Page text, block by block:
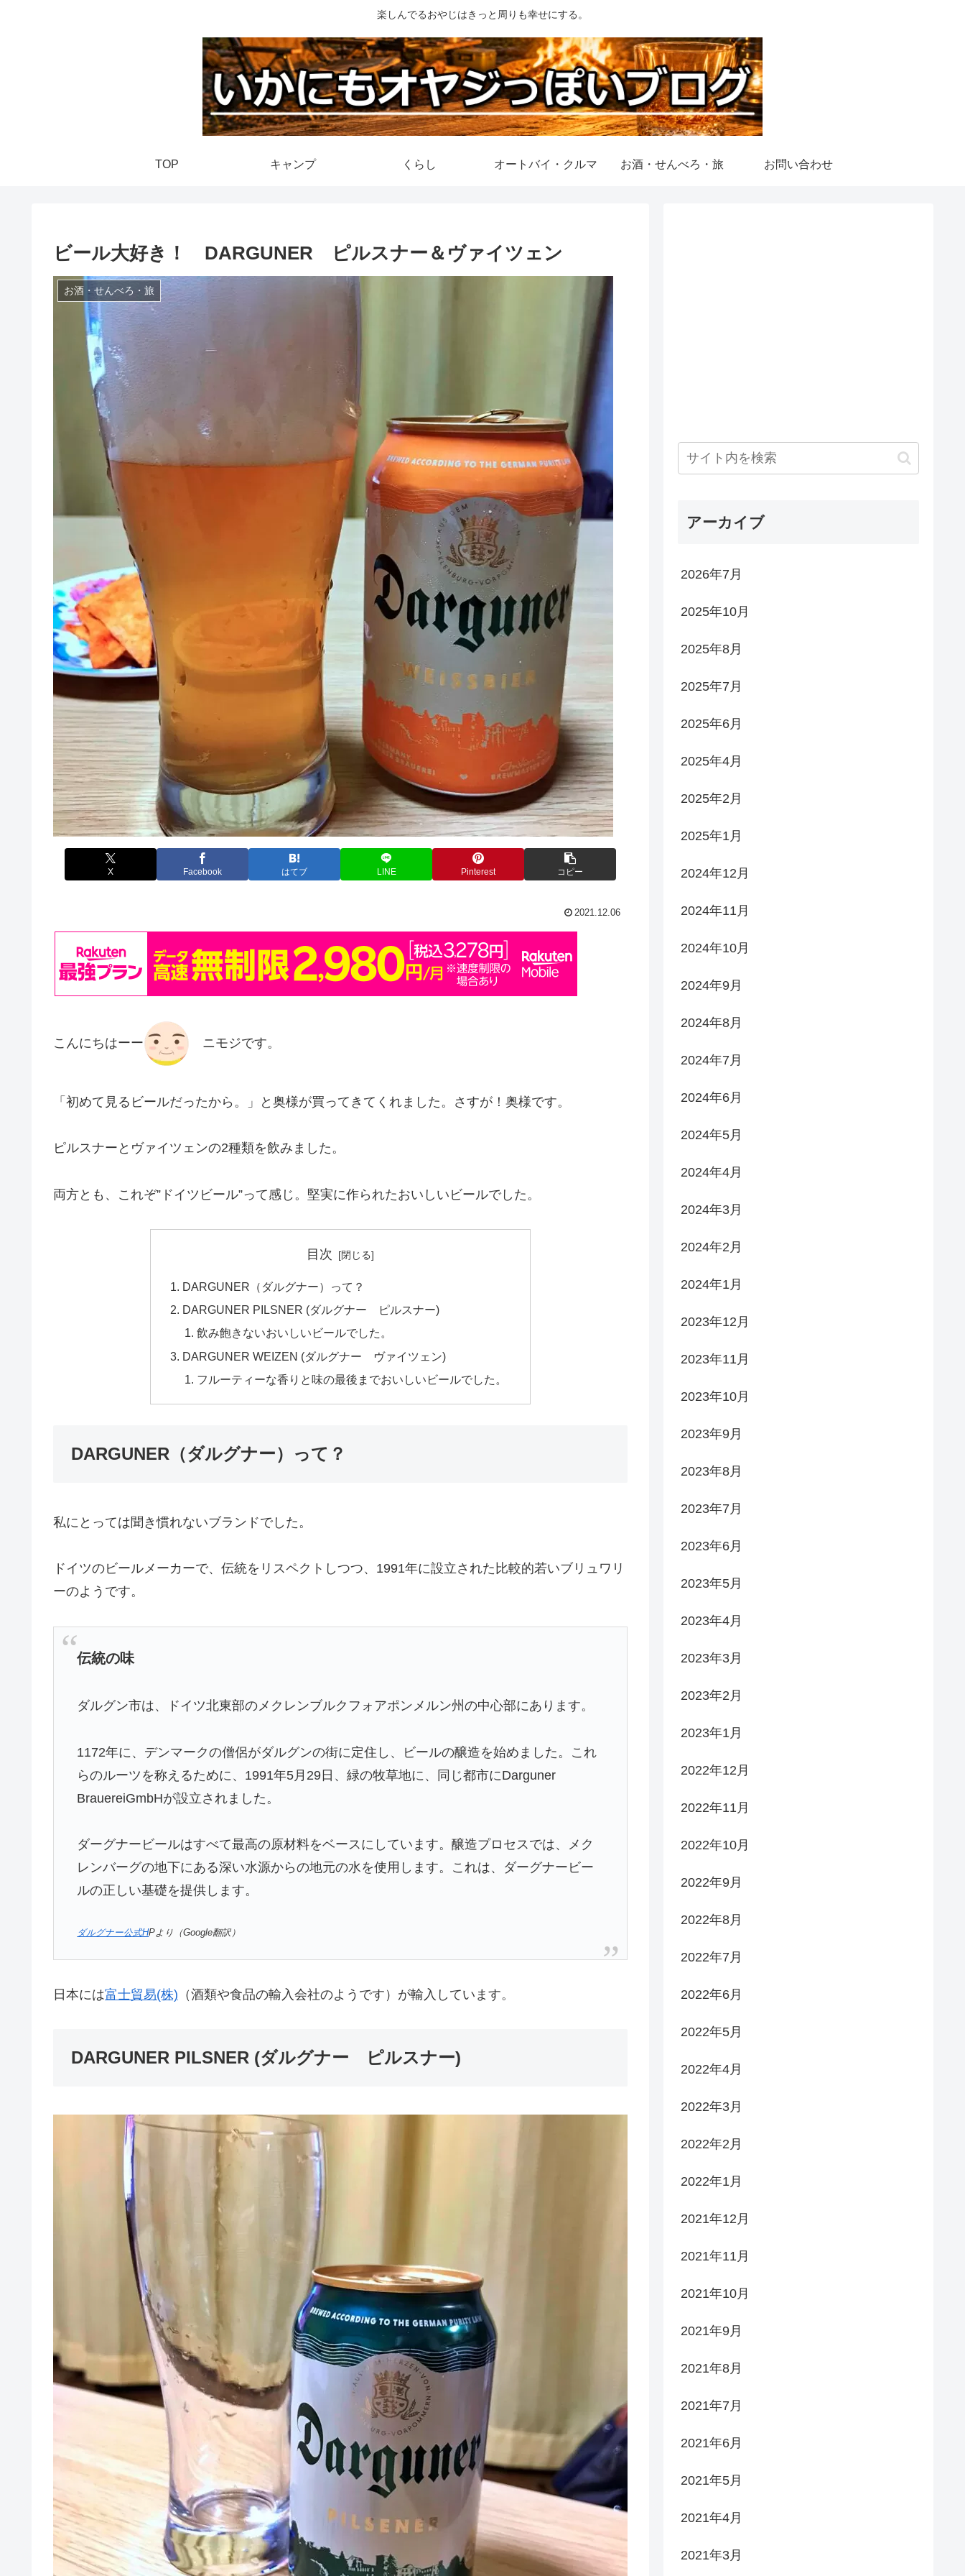
楽しんでるおやじはきっと周りも幸せにする。
TOP キャンプ くらし オートバイ・クルマ お酒・せんべろ・旅 お問い合わせ
ビール大好き！ DARGUNER ピルスナー＆ヴァイツェン
お酒・せんべろ・旅
X Facebook はてブ LINE Pinterest コピー
2021.12.06
こんにちはーー ニモジです。
「初めて見るビールだったから。」と奥様が買ってきてくれました。さすが！奥様です。
ピルスナーとヴァイツェンの2種類を飲みました。
両方とも、これぞ”ドイツビール”って感じ。堅実に作られたおいしいビールでした。
目次
DARGUNER（ダルグナー）って？
DARGUNER PILSNER (ダルグナー ピルスナー)
飲み飽きないおいしいビールでした。
DARGUNER WEIZEN (ダルグナー ヴァイツェン)
フルーティーな香りと味の最後までおいしいビールでした。
DARGUNER（ダルグナー）って？
私にとっては聞き慣れないブランドでした。
ドイツのビールメーカーで、伝統をリスペクトしつつ、1991年に設立された比較的若いブリュワリ
ーのようです。
伝統の味
ダルグン市は、ドイツ北東部のメクレンブルクフォアポンメルン州の中心部にあります。
1172年に、デンマークの僧侶がダルグンの街に定住し、ビールの醸造を始めました。これ
らのルーツを称えるために、1991年5月29日、緑の牧草地に、同じ都市にDarguner
BrauereiGmbHが設立されました。
ダーグナービールはすべて最高の原材料をベースにしています。醸造プロセスでは、メク
レンバーグの地下にある深い水源からの地元の水を使用します。これは、ダーグナービー
ルの正しい基礎を提供します。
ダルグナー公式HPより（Google翻訳）
日本には富士貿易(株) （酒類や食品の輸入会社のようです）が輸入しています。
DARGUNER PILSNER (ダルグナー ピルスナー)
アーカイブ
2026年7月
2025年10月
2025年8月
2025年7月
2025年6月
2025年4月
2025年2月
2025年1月
2024年12月
2024年11月
2024年10月
2024年9月
2024年8月
2024年7月
2024年6月
2024年5月
2024年4月
2024年3月
2024年2月
2024年1月
2023年12月
2023年11月
2023年10月
2023年9月
2023年8月
2023年7月
2023年6月
2023年5月
2023年4月
2023年3月
2023年2月
2023年1月
2022年12月
2022年11月
2022年10月
2022年9月
2022年8月
2022年7月
2022年6月
2022年5月
2022年4月
2022年3月
2022年2月
2022年1月
2021年12月
2021年11月
2021年10月
2021年9月
2021年8月
2021年7月
2021年6月
2021年5月
2021年4月
2021年3月